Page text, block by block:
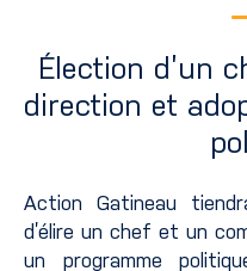
Élection d’un
direction et
Action Gatineau
d’élire un chef et un
un programme